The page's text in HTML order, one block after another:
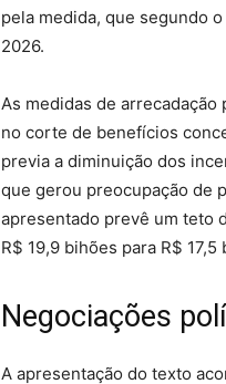
pela medida, que segundo
2026.
As medidas de
no corte de benefícios
previa a diminuição dos
que gerou preocupação de
apresentado prevê um teto
R$ 19,9 bihões para R$
Negociações
A apresentação do texto